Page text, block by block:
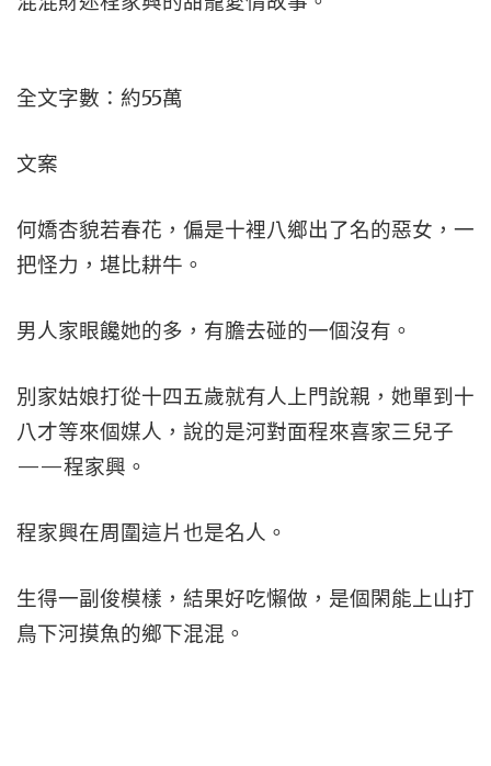
全文字數：約55萬
文案
何嬌杏貌若春花，偏是十裡八鄉出了名的惡女，一
把怪力，堪比耕牛。
男人家眼饞她的多，有膽去碰的一個沒有。
別家姑娘打從十四五歲就有人上門說親，她單到十
八才等來個媒人，說的是河對面程來喜家三兒子
——程家興。
程家興在周圍這片也是名人。
生得一副俊模樣，結果好吃懶做，是個閑能上山打
鳥下河摸魚的鄉下混混。